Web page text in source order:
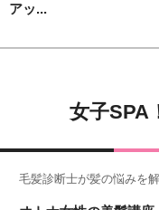
アッ...
女子SPA
毛髪診断士が髪の悩みを